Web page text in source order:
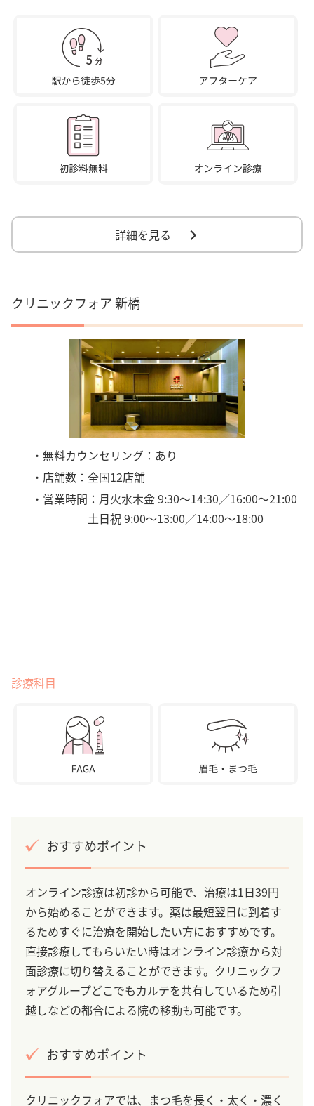
詳細を見る
クリニックフォア 新橋
・無料カウンセリング：あり
・店舗数：全国12店舗
・営業時間：月火水木金 9:30～14:30／16:00～21:00
土日祝 9:00～13:00／14:00～18:00
診療科目
おすすめポイント
オンライン診療は初診から可能で、治療は1日39円
から始めることができます。薬は最短翌日に到着す
るためすぐに治療を開始したい方におすすめです。
直接診療してもらいたい時はオンライン診療から対
面診療に切り替えることができます。クリニックフ
ォアグループどこでもカルテを共有しているため引
越しなどの都合による院の移動も可能です。
おすすめポイント
クリニックフォアでは、まつ毛を長く・太く・濃く